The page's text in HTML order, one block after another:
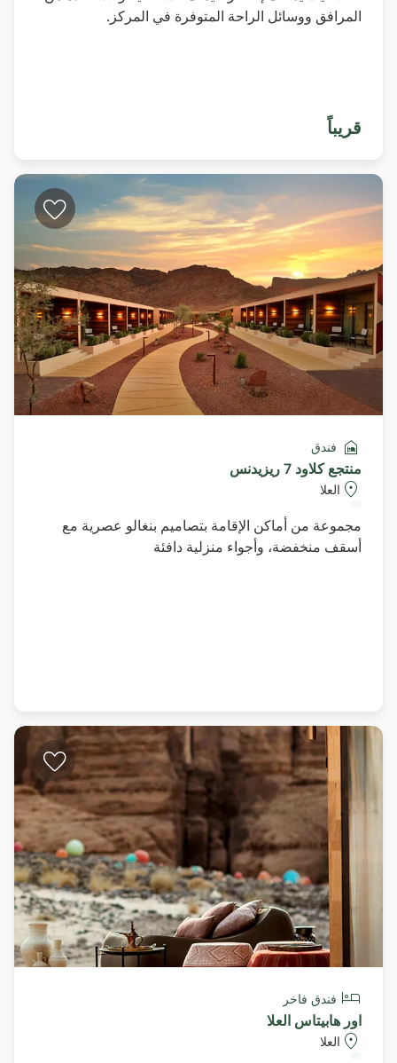
المرافق ووسائل الراحة المتوفرة في المركز.
قريباً
فندق
منتجع كلاود 7 ريزيدنس
العلا
مجموعة من أماكن الإقامة بتصاميم بنغالو عصرية مع
أسقف منخفضة، وأجواء منزلية دافئة
فندق فاخر
اور هابيتاس العلا
العلا